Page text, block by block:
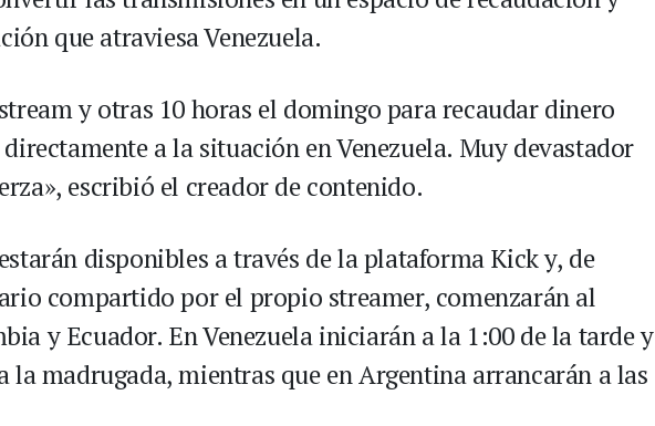
que atraviesa Venezuela.
y otras 10 horas el domingo para recaudar dinero
a la situación en Venezuela. Muy devastador
escribió el creador de contenido.
disponibles a través de la plataforma Kick y, de
compartido por el propio streamer, comenzarán al
y Ecuador. En Venezuela iniciarán a la 1:00 de la tarde y
la madrugada, mientras que en Argentina arrancarán a las